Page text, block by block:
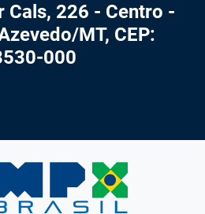
Cals, 226 - Centro -
MT, CEP:
000